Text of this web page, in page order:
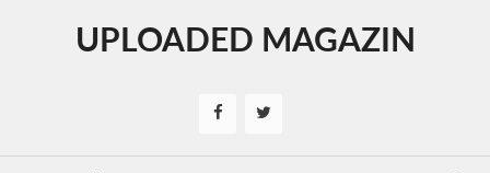
UPLOADED MAGAZIN